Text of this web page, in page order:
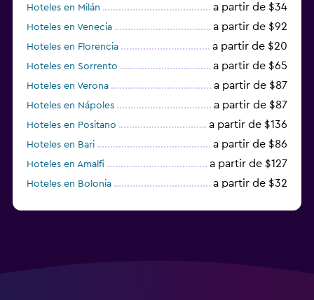
Hoteles en Milán a partir de $34
Hoteles en Venecia a partir de $92
Hoteles en Florencia a partir de $20
Hoteles en Sorrento a partir de $65
Hoteles en Verona a partir de $87
Hoteles en Nápoles a partir de $87
Hoteles en Positano a partir de $136
Hoteles en Bari a partir de $86
Hoteles en Amalfi a partir de $127
Hoteles en Bolonia a partir de $32